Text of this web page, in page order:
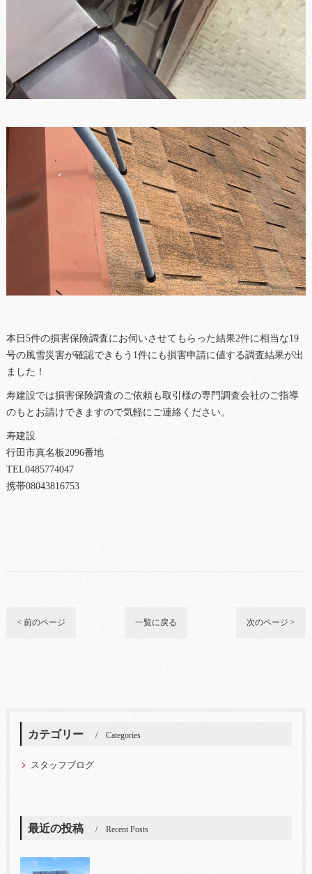
本日5件の損害保険調査にお伺いさせてもらった結果2件に相当な19
号の風雪災害が確認できもう1件にも損害申請に値する調査結果が出
ました！
寿建設では損害保険調査のご依頼も取引様の専門調査会社のご指導
のもとお請けできますので気軽にご連絡ください。
寿建設
行田市真名板2096番地
TEL0485774047
携帯08043816753
< 前のページ 一覧に戻る 次のページ >
カテゴリー Categories
スタッフブログ
最近の投稿 Recent Posts